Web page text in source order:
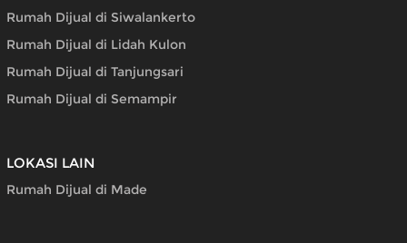
Rumah Dijual di Siwalankerto
Rumah Dijual di Lidah Kulon
Rumah Dijual di Tanjungsari
Rumah Dijual di Semampir
LOKASI LAIN
Rumah Dijual di Made